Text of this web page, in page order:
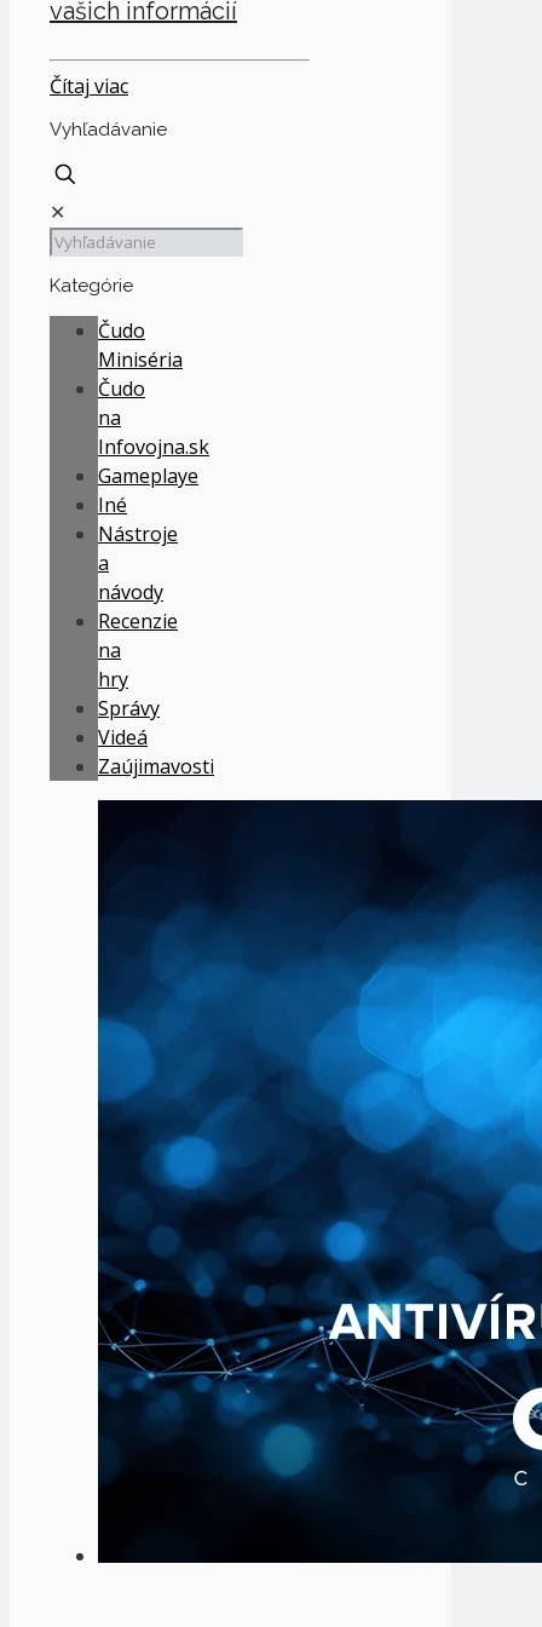
vašich informácií
Čítaj viac
Vyhľadávanie
✕
Kategórie
Čudo
Miniséria
Čudo
na
Infovojna.sk
Gameplaye
Iné
Nástroje
a
návody
Recenzie
na
hry
Správy
Videá
Zaújimavosti